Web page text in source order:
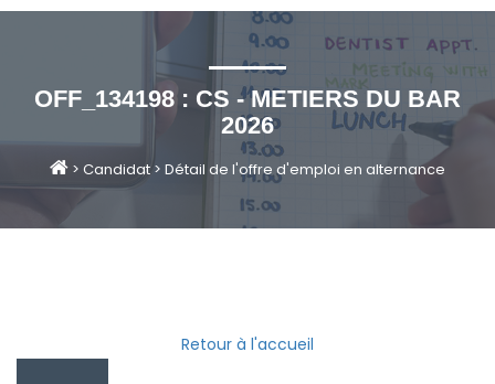
OFF_134198 : CS - METIERS DU BAR
2026
> Candidat > Détail de l'offre d'emploi en alternance
Retour à l'accueil